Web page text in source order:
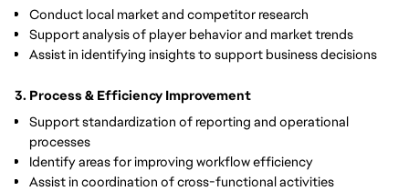
Conduct local market and competitor research
Support analysis of player behavior and market trends
Assist in identifying insights to support business decisions
3. Process & Efficiency Improvement
Support standardization of reporting and operational
processes
Identify areas for improving workflow efficiency
Assist in coordination of cross-functional activities